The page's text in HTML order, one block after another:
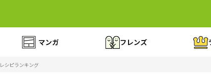
マンガ フレンズ
シピランキング